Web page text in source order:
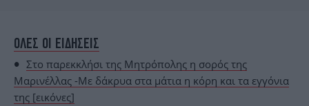
ΟΛΕΣ ΟΙ ΕΙΔΗΣΕΙΣ
Στο παρεκκλήσι της Μητρόπολης η σορός της
Μαρινέλλας -Με δάκρυα στα μάτια η κόρη και τα εγγόνια
της [εικόνες]